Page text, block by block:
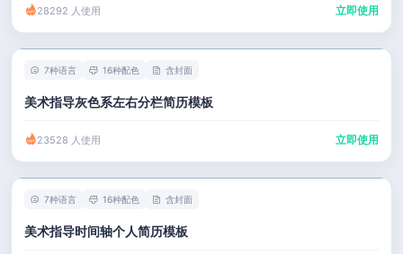
28292 人使用 立即使用
7种语言 16种配色 含封面
美术指导灰色系左右分栏简历模板
23528 人使用 立即使用
7种语言 16种配色 含封面
美术指导时间轴个人简历模板